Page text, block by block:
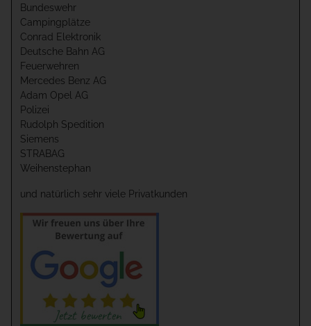
Bundeswehr
Campingplätze
Conrad Elektronik
Deutsche Bahn AG
Feuerwehren
Mercedes Benz AG
Adam Opel AG
Polizei
Rudolph Spedition
Siemens
STRABAG
Weihenstephan
und natürlich sehr viele Privatkunden